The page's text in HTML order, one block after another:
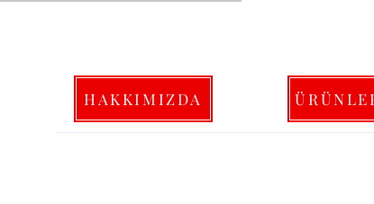
HAKKIMIZDA